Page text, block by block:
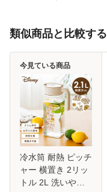
類似商品と比較する
冷水筒 耐熱 ピッチ
ャー 横置き 2リッ
トル 2L 洗いやす
今見ている商品